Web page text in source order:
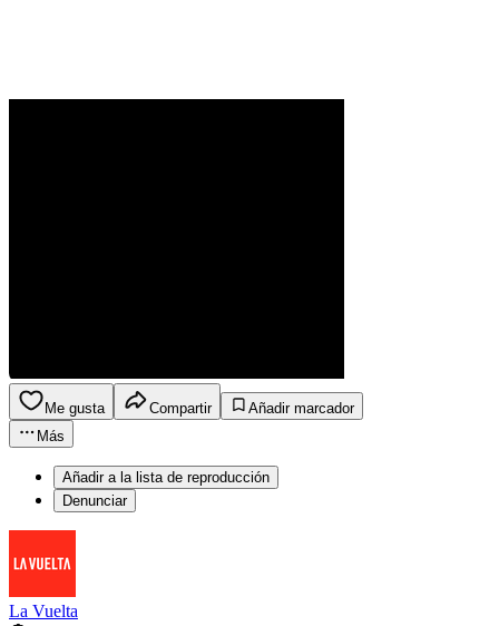
Me gusta Compartir
Añadir marcador
Más
Añadir a la lista de reproducción
Denunciar
La Vuelta